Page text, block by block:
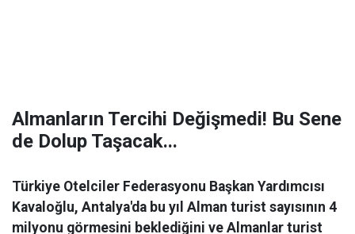
Almanların Tercihi Değişmedi! Bu Sene
de Dolup Taşacak...
Türkiye Otelciler Federasyonu Başkan Yardımcısı
Kavaloğlu, Antalya'da bu yıl Alman turist sayısının 4
milyonu görmesini beklediğini ve Almanlar turist